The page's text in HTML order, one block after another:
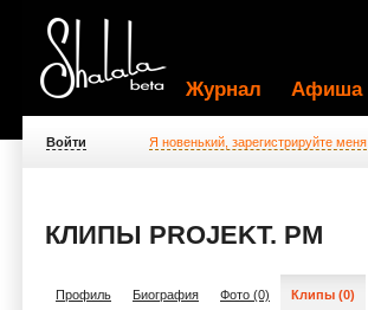
Журнал Афиша
Войти Я новенький, зарегистрируйте меня
КЛИПЫ PROJEKT. PM
Профиль Биография Фото (0) Клипы (0)